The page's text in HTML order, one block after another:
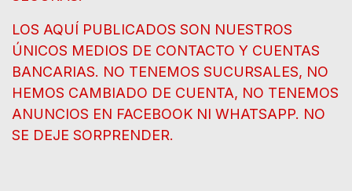
LOS AQUÍ PUBLICADOS SON NUESTROS
ÚNICOS MEDIOS DE CONTACTO Y CUENTAS
BANCARIAS. NO TENEMOS SUCURSALES, NO
HEMOS CAMBIADO DE CUENTA, NO TENEMOS
ANUNCIOS EN FACEBOOK NI WHATSAPP. NO
SE DEJE SORPRENDER.